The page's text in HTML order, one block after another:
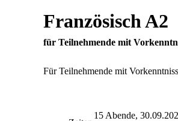
Französisch A2
für Teilnehmende mit
Für Teilnehmende mit
15 Abende,